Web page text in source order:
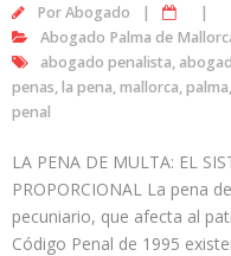
PorAbogado
Abogado Palma de
abogado penalista,
penas,la pena,mallorca,palma,
penal
LA PENA DE MULTA: EL
PROPORCIONAL La pena
pecuniario, que afecta al
Código Penal de 1995